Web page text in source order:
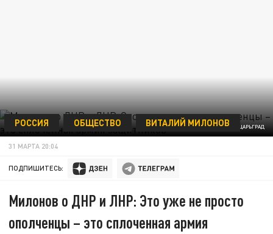
ФОТО: ЦАРЬГРАД
РОССИЯ ОБЩЕСТВО ВИТАЛИЙ МИЛОНОВ
31 МАРТА 20:04
ПОДПИШИТЕСЬ:
Милонов о ДНР и ЛНР: Это уже не просто
ополченцы – это сплоченная армия